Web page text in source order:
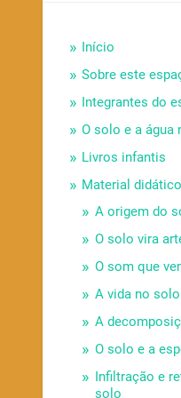
Início
Sobre este
Integrantes do
O solo e a água
Livros infantis
Material didático
A origem do
O solo vira
O som que
A vida no solo
A
O solo e a
Infiltração e
solo